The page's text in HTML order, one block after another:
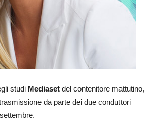
studi Mediaset del contenitore mattutino,
da parte dei due conduttori